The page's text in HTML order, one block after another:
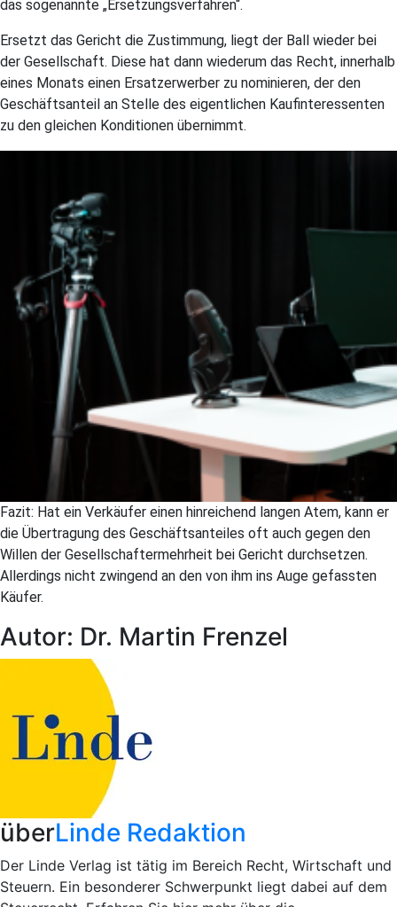
das sogenannte „Ersetzungsverfahren“.
Ersetzt das Gericht die Zustimmung, liegt der Ball wieder bei
der Gesellschaft. Diese hat dann wiederum das Recht, innerhalb
eines Monats einen Ersatzerwerber zu nominieren, der den
Geschäftsanteil an Stelle des eigentlichen Kaufinteressenten
zu den gleichen Konditionen übernimmt.
Fazit: Hat ein Verkäufer einen hinreichend langen Atem, kann er
die Übertragung des Geschäftsanteiles oft auch gegen den
Willen der Gesellschaftermehrheit bei Gericht durchsetzen.
Allerdings nicht zwingend an den von ihm ins Auge gefassten
Käufer.
Autor: Dr. Martin Frenzel
überLinde Redaktion
Der Linde Verlag ist tätig im Bereich Recht, Wirtschaft und
Steuern. Ein besonderer Schwerpunkt liegt dabei auf dem